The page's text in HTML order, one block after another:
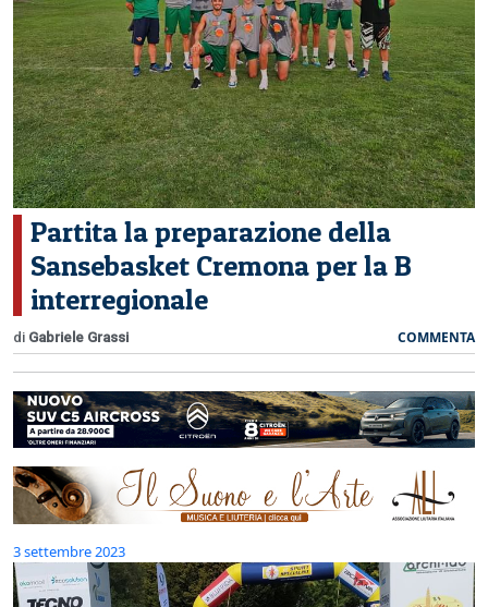
CERCA
Partita la preparazione della
Sansebasket Cremona per la B
interregionale
di Gabriele Grassi COMMENTA
3 settembre 2023